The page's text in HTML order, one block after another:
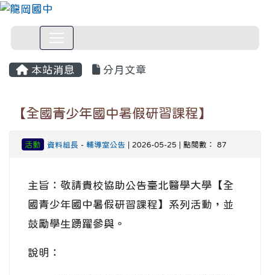
本站消息 分月文章
【全國青少年國中暑假研習課程】
活動 資料組長 - 輔導室公告 | 2026-05-25 | 點閱數： 87
主旨：敬請貴校協助公告臺北醫學大學【全
國青少年國中暑假研習課程】系列活動，並
鼓勵學生踴躍參與。
說明：